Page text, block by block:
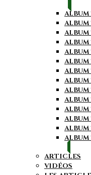
ALBUM
ALBUM
ALBUM
ALBUM
ALBUM
ALBUM
ALBUM
ALBUM
ALBUM
ALBUM
ALBUM
ALBUM
ALBUM
ARTICLES
VIDÉOS